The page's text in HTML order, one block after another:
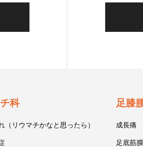
科
（リウマチかなと思ったら）
足膝
成長痛
足底筋